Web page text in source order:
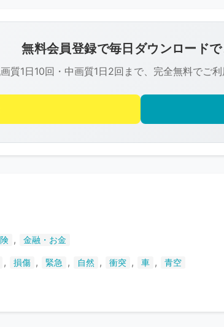
像
R-
FREE
著
作
権
て
無料会員登録で毎日ダウンロード
質1日10回・中画質1日2回まで、完全無料でご
, 金融・お金
, 損傷 , 緊急 , 自然 , 衝突 , 車 , 青空